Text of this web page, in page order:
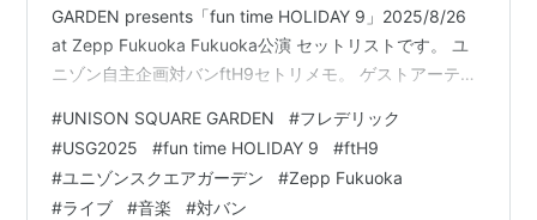
GARDEN presents「fun time HOLIDAY 9」2025/8/26
at Zepp Fukuoka Fukuoka公演 セットリストです。 ユ
ニゾン自主企画対バンftH9セトリメモ。 ゲストアーティ
SQUARE GARDEN アーティスト:UNISON SQUARE
GARDEN トイズファクトリー Amazon 01.きみのもとへ
02.桜のあと(all quartet lead to the?)…
#UNISON SQUARE GARDEN #フレデリック
#USG2025 #fun time HOLIDAY 9 #ftH9
#ユニゾンスクエアガーデン #Zepp Fukuoka
#ライブ #音楽 #対バン